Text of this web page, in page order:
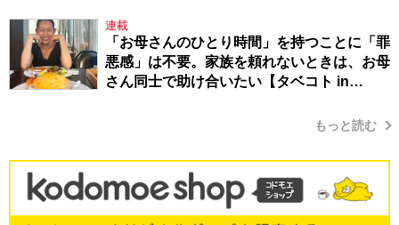
連載
「お母さんのひとり時間」を持つことに「罪
悪感」は不要。家族を頼れないときは、お母
さん同士で助け合いたい【タベコト in
もっと読む